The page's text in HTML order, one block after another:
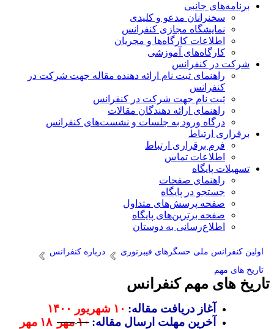
برنامه‌های جانبی
سخنرانان مدعو و کلیدی
نمایشگاه مجازی کنفرانس
اطلاعات کارگاه‌ها و مجریان
کارگاه‌های آموزشی
شرکت در کنفرانس
راهنمای ثبت نام ارائه دهنده مقاله جهت شرکت در
کنفرانس
ثبت نام جهت شرکت در کنفرانس
راهنمای ارائه دهندگان مقالات
درگاه ورود به جلسات و نشست‌های کنفرانس
برقراری ارتباط
فرم برقراری ارتباط
اطلاعات تماس
تسهیلات پایگاه
راهنمای صفحات
جستجو در پایگاه
صفحه پرسش‌های متداول
صفحه برترین‌های پایگاه
اطلاع‌رسانی به دوستان
اولین کنفرانس ملی حسگرهای فیبرنوری
درباره کنفرانس
تاریخ های مهم
های مهم کنفرانس
آغاز دریافت مقاله:۱۰ شهریور۱۴۰۰
آخرین مهلت ارسال مقاله:۱۰مهر ۱۸مهر